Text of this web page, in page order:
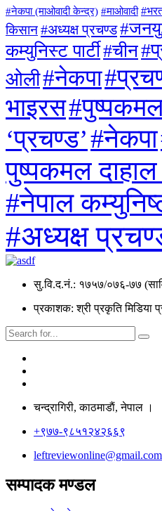
#नेकपा (माओवादी केन्द्र) #माओवादी
किसान#अध्यक्ष प्रचण्ड
कम्युनिस्ट पार्टी#चीन
ओली#नेकपा
भाइरस
‘प्रचण्ड’#नेकपा
पुष्पकमल दाहाल
#नेपाल
#अध्यक्ष
सु.वि.द.नं.: १७५७/०७६-७७
प्रकाशक: श्री प्रकृति मिडिया
चन्द्रागिरी, काठमाडाैं, नेपाल ।
+९७७-९८५१२४२६६९
leftreviewonline@gmail.com
सम्पादक मण्डल